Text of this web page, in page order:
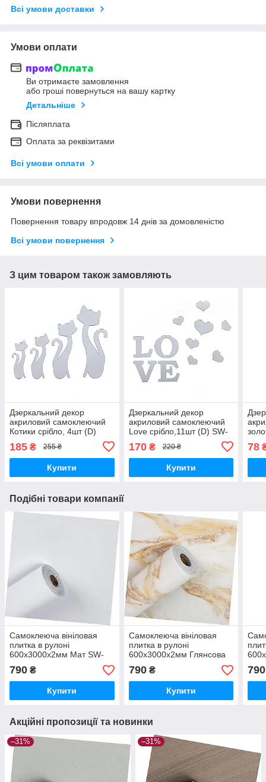
Всі умови доставки
Умови оплати
Ви отримаєте замовлення
або гроші повернуться на вашу картку
Детальніше
Післяплата
Оплата за реквізитами
Всі умови оплати
Умови повернення
Повернення товару впродовж 14 днів за домовленістю
Всі умови повернення
З цим товаром також замовляють
Дзеркальний декор
акриловий самоклеючий
Котики срібло, 4шт (D)
185 ₴ 255 ₴
Купити
Дзеркальний декор
акриловий самоклеючий
Love срібло,11шт (D) SW-
170₴ 220 ₴
Купити
78
Подібні товари компанії
Самоклеюча вініловая
плитка в рулоні
600х3000х2мм Мат SW-
00002973
790 ₴
Купити
Самоклеюча вініловая
плитка в рулоні
600х3000х2мм Глянсова
SW-00002977
790₴
Купити
790
Акційні пропозиції та новинки
–31% –31%